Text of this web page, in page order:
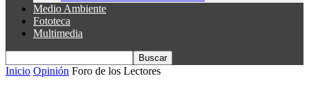
Medio Ambiente
Fototeca
Multimedia
Inicio Opinión Foro de los Lectores